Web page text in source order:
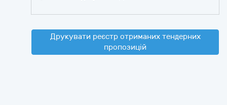
Друкувати реєстр отриманих тендерних
пропозицій